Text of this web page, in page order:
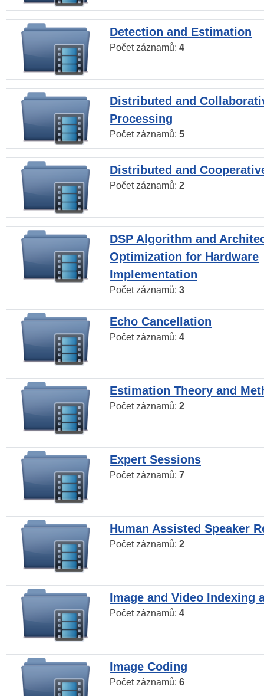
Detection and Estimation
Počet záznamů: 4
Distributed and
Processing
Počet záznamů: 5
Distributed and
Počet záznamů: 2
DSP Algorithm and
Optimization for Hardware
Implementation
Počet záznamů: 3
Echo Cancellation
Počet záznamů: 4
Estimation Theory and
Počet záznamů: 2
Expert Sessions
Počet záznamů: 7
Human Assisted Speaker
Počet záznamů: 2
Image and Video Indexing
Počet záznamů: 4
Image Coding
Počet záznamů: 6